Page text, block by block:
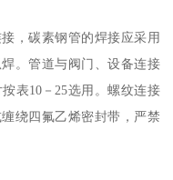
，碳素钢管的焊接应采用
。管道与阀门、设备连接
表10－25选用。螺纹连接
绕四氟乙烯密封带，严禁